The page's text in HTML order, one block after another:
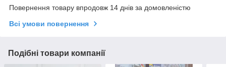
Повернення товару впродовж 14 днів за домовленістю
Всі умови повернення
Подібні товари компанії